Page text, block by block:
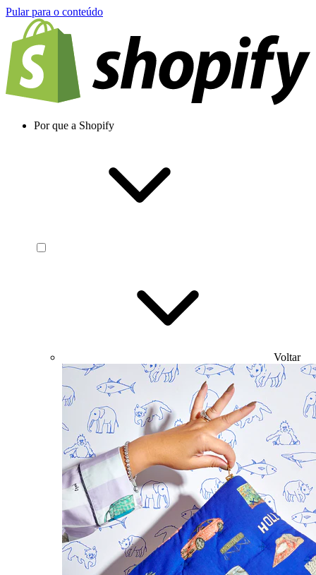
Pular para o conteúdo
Por que a Shopify
Voltar